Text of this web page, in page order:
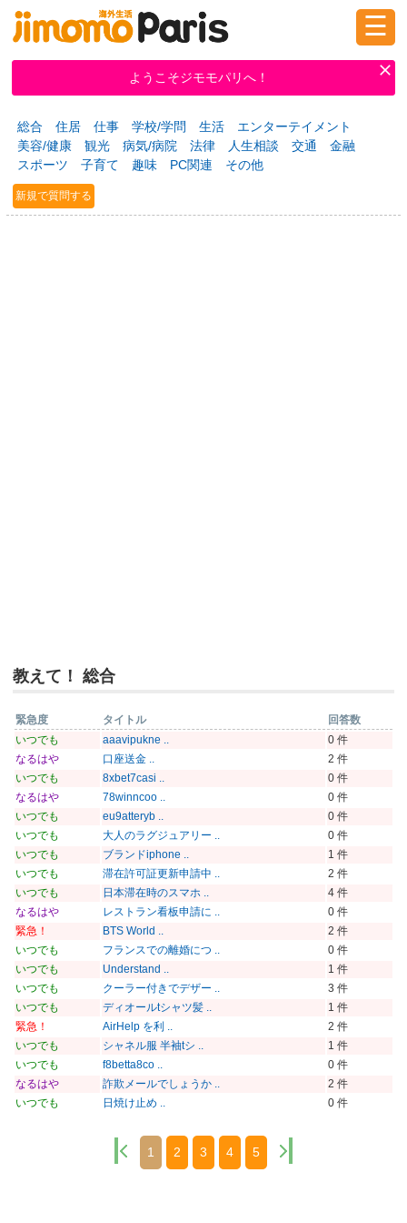
ログイン 新規登録
掲示板 タウン情報 教えて！
ニュース
☰
ようこそジモモパリへ！
総合 住居 仕事 学校/学問 生活
エンターテイメント
美容/健康
観光 病気/病院 法律 人生相談 交通
金融
スポーツ
子育て 趣味 PC関連 その他
新規で質問する
教えて！ 総合
緊急度 タイトル
回答数
いつでも
aaavipukne ..
0 件
なるはや
口座送金 ..
2 件
いつでも
8xbet7casi ..
0 件
なるはや
78winncoo ..
0 件
いつでも
eu9atteryb ..
0 件
いつでも
大人のラグジュアリー ..
0 件
いつでも
ブランドiphone ..
1 件
いつでも
滞在許可証更新申請中 ..
2 件
いつでも
日本滞在時のスマホ ..
4 件
なるはや
レストラン看板申請に ..
0 件
緊急！
BTS World ..
2 件
いつでも
フランスでの離婚につ ..
0 件
いつでも
Understand ..
1 件
いつでも
クーラー付きでデザー ..
3 件
いつでも
ディオールtシャツ髪 ..
1 件
緊急！
AirHelp を利 ..
2 件
いつでも
シャネル服 半袖tシ ..
1 件
いつでも
f8betta8co ..
0 件
なるはや
詐欺メールでしょうか ..
2 件
いつでも
日焼け止め .. 0 件
1 2 3 4 5